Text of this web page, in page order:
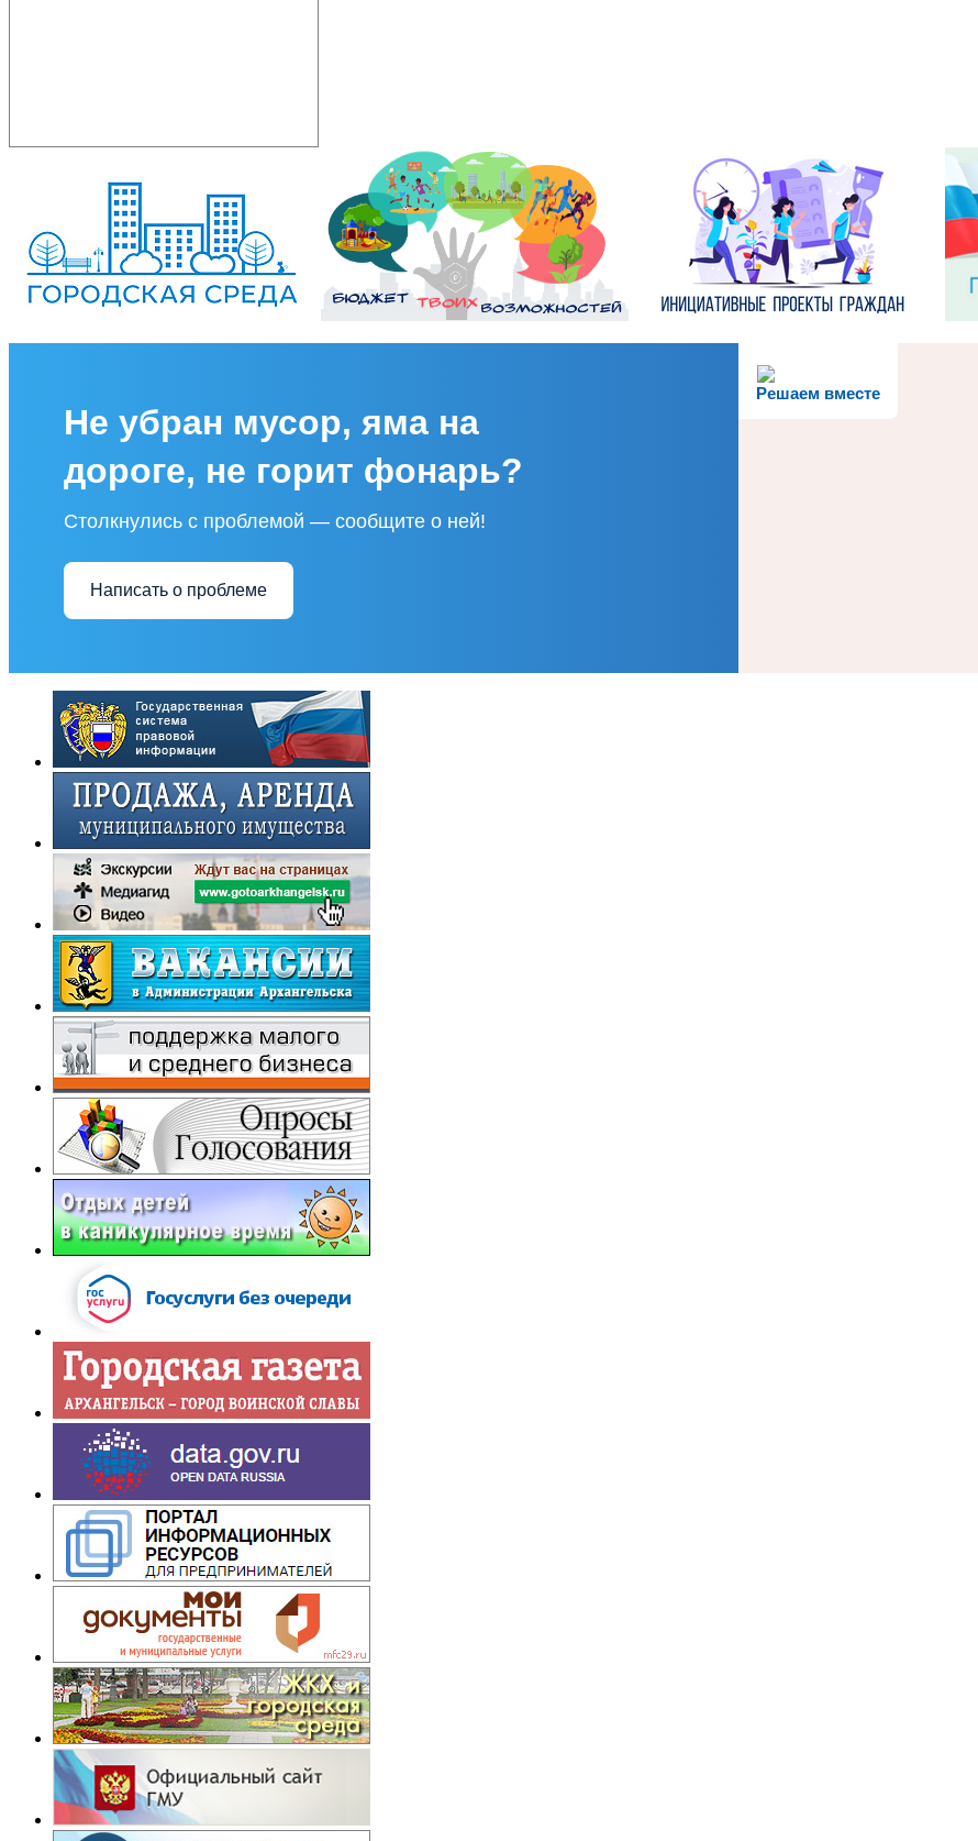
Решаем вместе
Не убран мусор, яма на
дороге, не горит фонарь?
Столкнулись с проблемой — сообщите о ней!
Написать о проблеме